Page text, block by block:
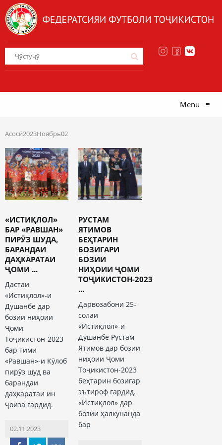
Menu ≡
Асосӣ2023Ноябрь02
«ИСТИҚЛОЛ»
БАР «РАВШАН»
ПИРӮЗ ШУДА,
БАРАНДАИ
ДАҲКАРАТАИ
ҶОМИ ...
Дастаи
«Истиқлол»-и
Душанбе дар
бозии ниҳоии
Ҷоми
Тоҷикистон-2023
бар тими
«Равшан»-и Кӯлоб
пирӯз шуд ва
барандаи
даҳкаратаи ин
ҷоиза гардид.
02.11.2023
РУСТАМ
ЯТИМОВ
БЕҲТАРИН
БОЗИГАРИ
БОЗИИ
НИҲОИИ ҶОМИ
ТОҶИКИСТОН-2023
...
Дарвозабони 25-
солаи
«Истиқлол»-и
Душанбе Рустам
Ятимов дар бозии
ниҳоии Ҷоми
Тоҷикистон-2023
беҳтарин бозигар
эътироф гардид.
«Истиқлол» дар
бозии ҳалкунанда
бар